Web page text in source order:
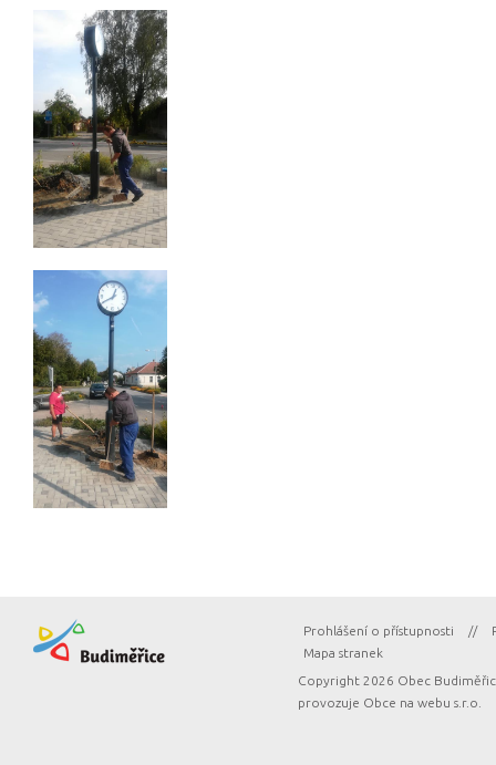
Prohlášení o přístupnosti //
Mapa stranek
Copyright 2026 Obec
provozuje Obce na webu s.r.o.